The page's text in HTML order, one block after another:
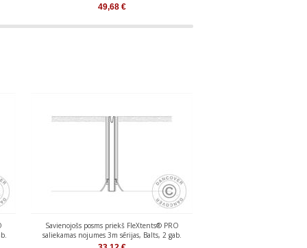
49,68€
Savienojošs posms priekš FleXtents® PRO
saliekamas nojumes 3m sērijas, Balts, 2 gab.